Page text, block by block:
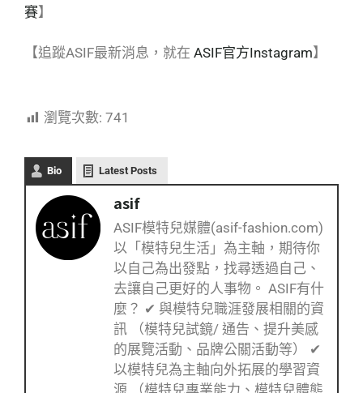
賽】
【追蹤ASIF最新消息，就在 ASIF官方Instagram】
瀏覽次數: 741
Bio Latest Posts
asif
ASIF模特兒媒體(asif-fashion.com)
以「模特兒生活」為主軸，期待你
以自己為出發點，找尋透過自己、
去讓自己更好的人事物。 ASIF有什
麼？ ✔ 與模特兒職涯發展相關的資
訊 （模特兒試鏡/ 通告、提升美感
的展覽活動、品牌公關活動等） ✔
以模特兒為主軸向外拓展的學習資